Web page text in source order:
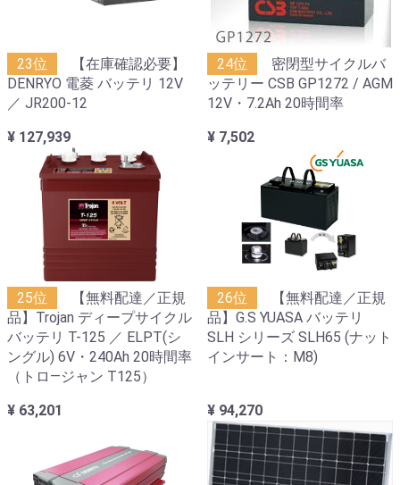
23位
【在庫確認必要】
DENRYO 電菱 バッテリ 12V
／ JR200-12
¥ 127,939
24位
密閉型サイクルバ
ッテリー CSB GP1272 / AGM
12V・7.2Ah 20時間率
¥ 7,502
25位
【無料配達／正規
品】Trojan ディープサイクル
バッテリ T-125 ／ ELPT(シ
ングル) 6V・240Ah 20時間率
（トロ―ジャン T125）
¥ 63,201
26位
【無料配達／正規
品】G.S YUASA バッテリ
SLH シリーズ SLH65 (ナット
インサート：M8)
¥ 94,270